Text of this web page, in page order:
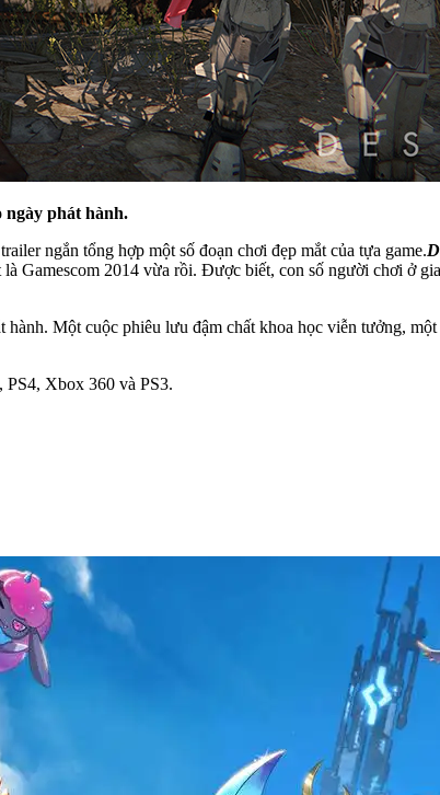
ngày phát hành.
ngắn tổng hợp một số đoạn chơi đẹp mắt của tựa game.
Gamescom 2014 vừa rồi. Được biết, con số người chơi ở
hành. Một cuộc phiêu lưu đậm chất khoa học viễn tưởng,
PS4, Xbox 360 và PS3.